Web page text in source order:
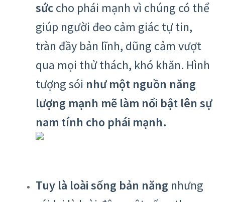
sứccho phái mạnh vì chúng có thể
giúp người đeo cảm giác tự tin,
tràn đầy bản lĩnh, dũng cảm vượt
qua mọi thử thách, khó khăn. Hình
tượng sói như một nguồn năng
lượng mạnh mẽ làm nổi bật lên sự
nam tính cho phái mạnh.
Tuy là loài sống bản năng nhưng